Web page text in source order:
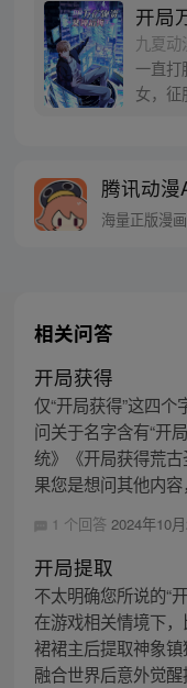
开局
九夏动
一直打
女，征
腾讯动漫
海量正版漫
相关问答
开局获得
仅“开局获得”这四
问关于名字含有“开
统》《开局获得荒
果您是想问其他内
1 个回答 2024年10
开局提取
不太明确您所说的“
在游戏相关情境下
裙裙主后提取神象
融合世界后意外觉